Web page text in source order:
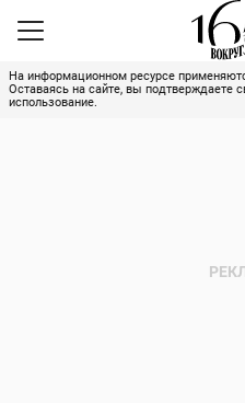
На информационном ресурсе
Оставаясь на сайте, вы подтверждаете
использование.